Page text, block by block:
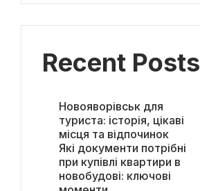
Recent Posts
Новояворівськ для
туриста: історія, цікаві
місця та відпочинок
Які документи потрібні
при купівлі квартири в
новобудові: ключові